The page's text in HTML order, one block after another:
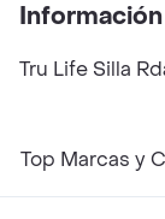
Tru Life Silla
Top Marcas y